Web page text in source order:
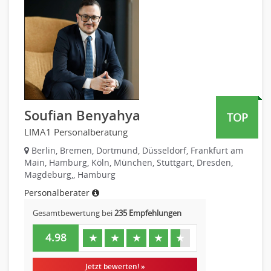
Produktmanagement
Strategisches Marketing
Vertriebsmarketing
Human Resources
Personal Leitung, Teamleitung
rec2rec
Recruiting, Personalmarketing
Referent
Anwaltschaft
Justiziariat, Rechtsabteilung
Notar-, Justizfachangestellter, Anwaltsfachgehilfe
Notariat
Richter, Justizbeamte
Analyst
Anlageberatung, Vermögensberatung
Asset-/Fonds-Management
Pharmaindustrie
Telekommunikation
Transport & Logistik
Unternehmensberatung
Versicherungen
TOP
Soufian Benyahya
LIMA1 Personalberatung
Berlin, Bremen, Dortmund, Düsseldorf, Frankfurt am
Main, Hamburg, Köln, München, Stuttgart, Dresden,
Magdeburg,, Hamburg
Personalberater
Gesamtbewertung bei235 Empfehlungen
4.98 ★ ★ ★ ★ ★
Jetzt bewerten! »